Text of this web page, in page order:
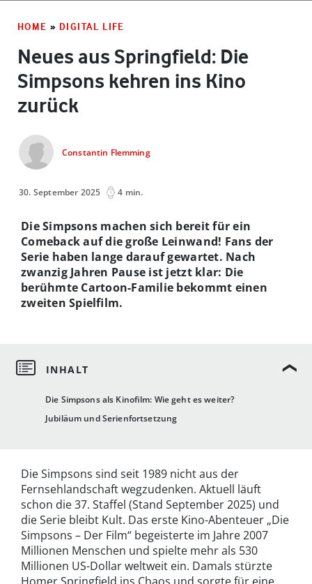
HOME » DIGITAL LIFE
Neues aus Springfield: Die
Simpsons kehren ins Kino
zurück
Constantin Flemming
30. September 2025 4 min.
Die Simpsons als Kinofilm: Wie geht es weiter?
Jubiläum und Serienfortsetzung
Die Simpsons machen sich bereit für ein
Comeback auf die große Leinwand! Fans der
Serie haben lange darauf gewartet. Nach
zwanzig Jahren Pause ist jetzt klar: Die
berühmte Cartoon-Familie bekommt einen
zweiten Spielfilm.
Die Simpsons sind seit 1989 nicht aus der
Fernsehlandschaft wegzudenken. Aktuell läuft
schon die 37. Staffel (Stand September 2025) und
die Serie bleibt Kult. Das erste Kino-Abenteuer „Die
Simpsons – Der Film“ begeisterte im Jahre 2007
Millionen Menschen und spielte mehr als 530
Millionen US-Dollar weltweit ein. Damals stürzte